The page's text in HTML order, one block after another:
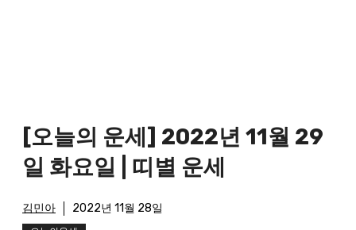
[오늘의 운세] 2022년 11월 29
일 화요일 | 띠별 운세
김민아 2022년 11월 28일